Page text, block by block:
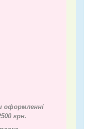
оформленні
грн.